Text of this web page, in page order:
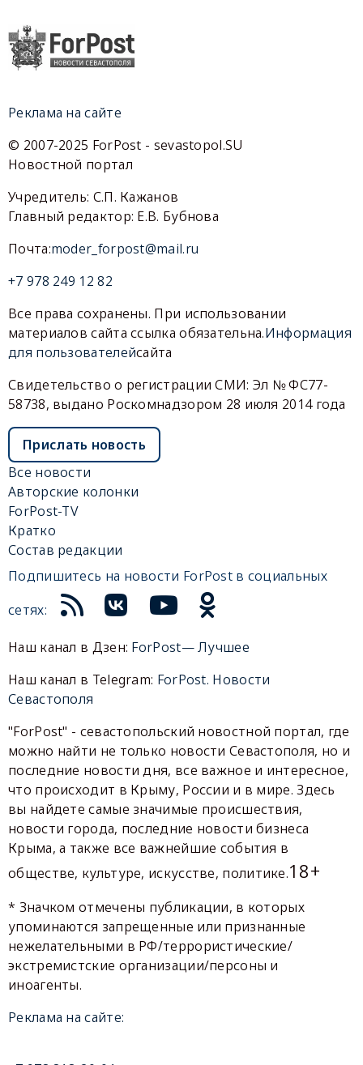
Реклама на сайте
© 2007-2025 ForPost - sevastopol.SU
Новостной портал
Учредитель: С.П. Кажанов
Главный редактор: Е.В. Бубнова
Почта:moder_forpost@mail.ru
+7 978 249 12 82
Все права сохранены. При использовании
материалов сайта ссылка обязательна.Информация
для пользователейсайта
Свидетельство о регистрации СМИ: Эл № ФС77-
58738, выдано Роскомнадзором 28 июля 2014 года
Прислать новость
Все новости
Авторские колонки
ForPost-TV
Кратко
Состав редакции
Подпишитесь на новости ForPost в социальных
сетях:
Наш канал в Дзен: ForPost— Лучшее
Наш канал в Telegram: ForPost. Новости
Севастополя
"ForPost" - севастопольский новостной портал, где
можно найти не только новости Севастополя, но и
последние новости дня, все важное и интересное,
что происходит в Крыму, России и в мире. Здесь
вы найдете самые значимые происшествия,
новости города, последние новости бизнеса
Крыма, а также все важнейшие события в
обществе, культуре, искусстве, политике.18+
* Значком отмечены публикации, в которых
упоминаются запрещенные или признанные
нежелательными в РФ/террористические/
экстремистские организации/персоны и
иноагенты.
Реклама на сайте: